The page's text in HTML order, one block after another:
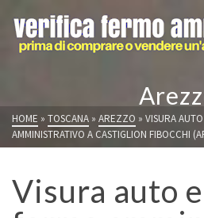
HOME » TOSCANA » AREZZO » VISURA
AMMINISTRATIVO A CASTIGLION FIBOCCHI
Visura auto